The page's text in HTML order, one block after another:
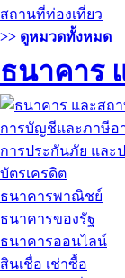
สถานที่ท่องเที่ยว
>> ดูหมวดทั้งหมด
ธนาคาร
การบัญชีและภาษีอ
การประกันภัย และ
บัตรเครดิต
ธนาคารพาณิชย์
ธนาคารของรัฐ
ธนาคารออนไลน์
สินเชื่อ เช่าซื้อ